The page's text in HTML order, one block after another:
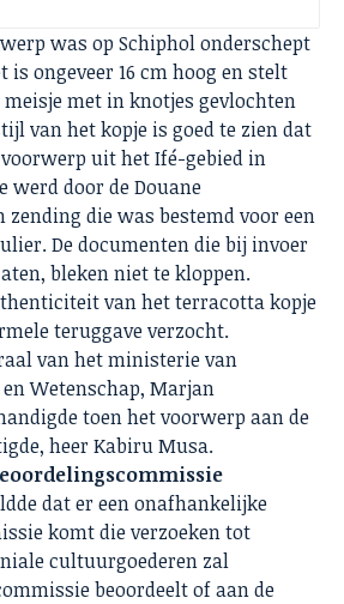
was op Schiphol onderschept
is ongeveer 16 cm hoog en stelt
met in knotjes gevlochten
van het kopje is goed te zien dat
uit het Ifé-gebied in
werd door de Douane
die was bestemd voor een
De documenten die bij invoer
bleken niet te kloppen.
van het terracotta kopje
teruggave verzocht.
van het ministerie van
Wetenschap, Marjan
toen het voorwerp aan de
heer Kabiru Musa.
dat er een onafhankelijke
komt die verzoeken tot
cultuurgoederen zal
beoordeelt of aan de